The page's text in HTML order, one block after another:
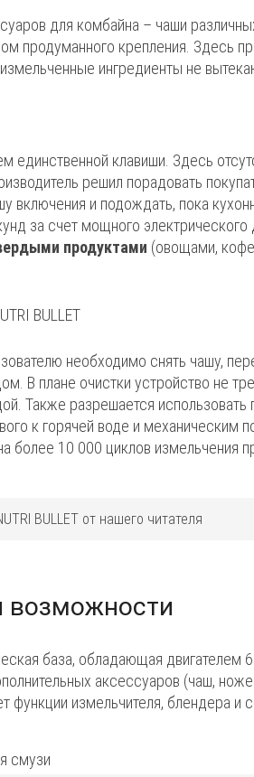
для комбайна – чаши
продуманного крепления. Здесь
ингредиенты не
клавиши. Здесь
решил порадовать
включения и подождать, пока
за счет мощного электрического
продуктами (овощами,
необходимо снять чашу,
В плане очистки устройство не
Также разрешается
к горячей воде и механическим
более 10 000 циклов измельчения
BULLET от нашего читателя
возможности
база, обладающая двигателем
аксессуаров (чаш,
функции измельчителя, блендера